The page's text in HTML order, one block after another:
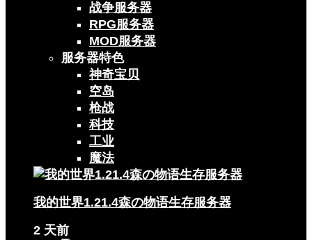
战争服务器
RPG服务器
MOD服务器
服务器特色
神奇宝贝
空岛
枪战
科技
工业
魔法
我的世界1.21.4森の物语生存服务器
2 天前